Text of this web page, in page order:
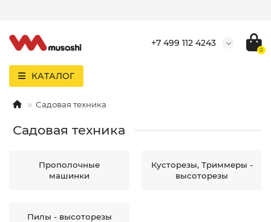
+7 499 112 4243
0
КАТАЛОГ
Садовая техника
Садовая техника
Прополочные
машинки
Кусторезы, Триммеры -
высоторезы
Пилы - высоторезы